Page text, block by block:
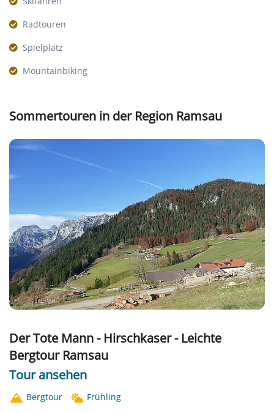
Radtouren
Spielplatz
Mountainbiking
Sommertouren in der Region Ramsau
Der Tote Mann - Hirschkaser - Leichte
Bergtour Ramsau
Tour ansehen
Bergtour Frühling